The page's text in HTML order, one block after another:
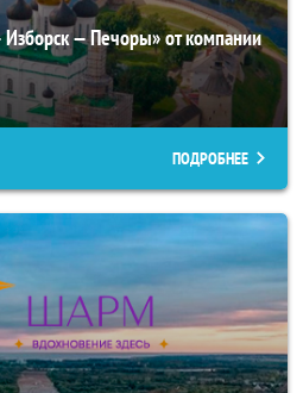
— Печоры» от компании
ПОДРОБНЕЕ